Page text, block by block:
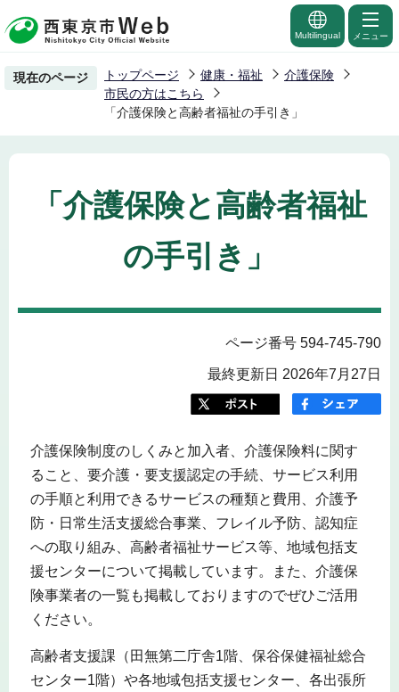
の
ー
の
先
Multilingual メニュー
現在のページ トップページ 健康・福祉
介護保険
市民の方はこちら
「介護保険と高齢者福祉の手引き」
「介護保険と高齢者福祉
の手引き」
ページ番号 594-745-790
最終更新日 2026年7月27日
介護保険制度のしくみと加入者、介護保険料に関す
ること、要介護・要支援認定の手続、サービス利用
の手順と利用できるサービスの種類と費用、介護予
防・日常生活支援総合事業、フレイル予防、認知症
への取り組み、高齢者福祉サービス等、地域包括支
援センターについて掲載しています。また、介護保
険事業者の一覧も掲載しておりますのでぜひご活用
ください。
高齢者支援課（田無第二庁舎1階、保谷保健福祉総合
センター1階）や各地域包括支援センター、各出張所